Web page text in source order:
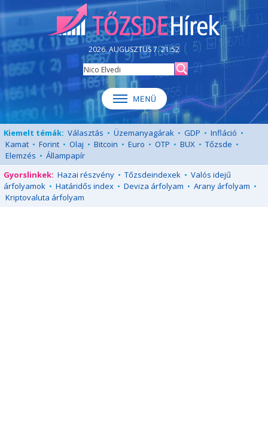
2026. AUGUSZTUS 7. 21:52
Kiemelt témák: Választás • Üzemanyagárak • GDP • Infláció •
Kamat • Forint • Olaj • Bitcoin • Euro • OTP • BUX • Tőzsde •
Elemzés • Állampapír
Gyorslinkek: Hazai részvény • Tőzsdeindexek • Valós idejű
árfolyamok • Határidős index • Deviza árfolyam • Arany árfolyam •
Kriptovaluta árfolyam